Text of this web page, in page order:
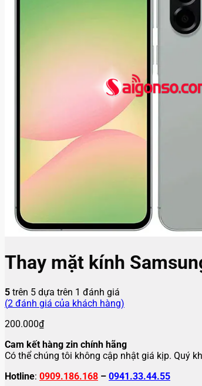
Thay mặt kính
5 trên 5 dựa trên 1 đánh giá
(2 đánh giá của khách hàng)
200.000₫
Cam kết hàng zin chính hãng
Có thể chúng tôi không cập nhật giá kịp. Quý
Hotline: 0909.186.168 – 0941.33.44.55